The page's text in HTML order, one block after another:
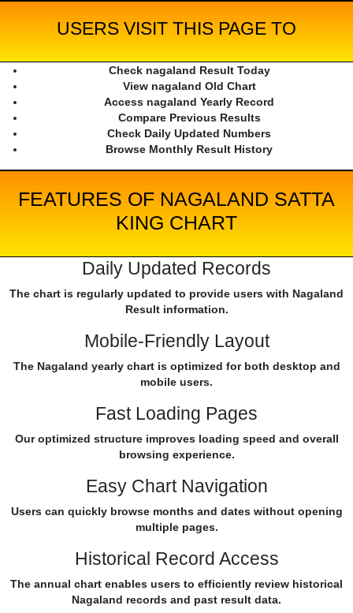
USERS VISIT THIS PAGE TO
Check nagaland Result Today
View nagaland Old Chart
Access nagaland Yearly Record
Compare Previous Results
Check Daily Updated Numbers
Browse Monthly Result History
FEATURES OF NAGALAND SATTA
KING CHART
Daily Updated Records
The chart is regularly updated to provide users with Nagaland
Result information.
Mobile-Friendly Layout
The Nagaland yearly chart is optimized for both desktop and
mobile users.
Fast Loading Pages
Our optimized structure improves loading speed and overall
browsing experience.
Easy Chart Navigation
Users can quickly browse months and dates without opening
multiple pages.
Historical Record Access
The annual chart enables users to efficiently review historical
Nagaland records and past result data.